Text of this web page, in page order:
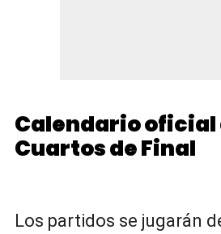
Calendario oficial
Cuartos de Final
Los partidos se jugarán